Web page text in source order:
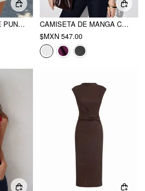
CAMI CROP TOP DE PUNTO COLORBLOCK CUELLO CUADRADO SLIM
CAMISETA DE MANGA CORTA CUELLO BARCO FRUNCIDA MEZCLA ALGODÓN
$MXN 547.00